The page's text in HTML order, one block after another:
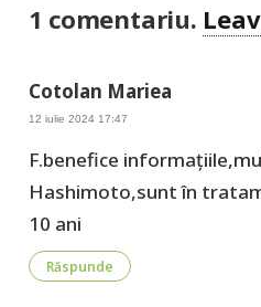
1 comentariu.
Cotolan Mariea
12 iulie 2024 17:47
F.benefice
Hashimoto,sunt în
10 ani
Răspunde